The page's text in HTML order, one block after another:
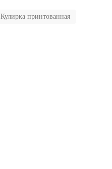
Кулирка принтованная